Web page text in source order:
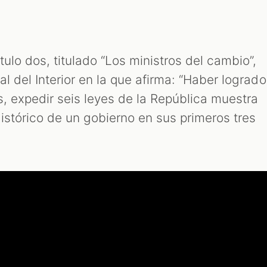
dos, titulado “Los ministros del cambio”,
del Interior en la que afirma: “Haber
expedir seis leyes de la República muestra
de un gobierno en sus primeros tres